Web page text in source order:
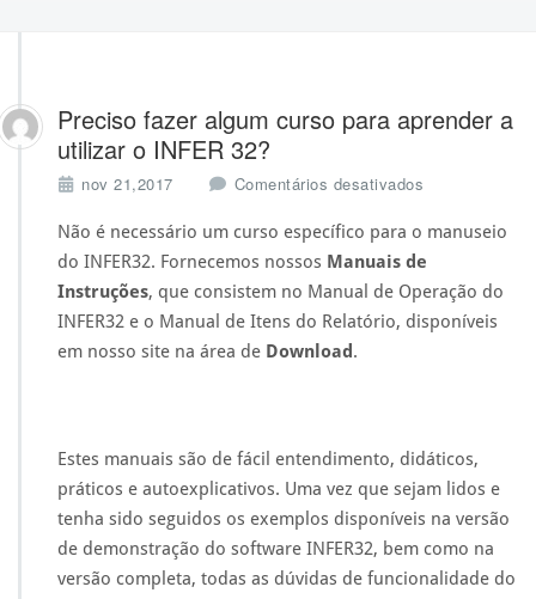
Preciso fazer algum curso para aprender a
utilizar o INFER 32?
nov 21,2017 Comentários desativados
P
c
i
e
r
a
l
u
Não é necessário um curso específico para o manuseio
do INFER32. Fornecemos nossos Manuais de
Instruções, que consistem no Manual de Operação do
INFER32 e o Manual de Itens do Relatório, disponíveis
em nosso site na área de Download .
Estes manuais são de fácil entendimento, didáticos,
práticos e autoexplicativos. Uma vez que sejam lidos e
tenha sido seguidos os exemplos disponíveis na versão
de demonstração do software INFER32, bem como na
versão completa, todas as dúvidas de funcionalidade do